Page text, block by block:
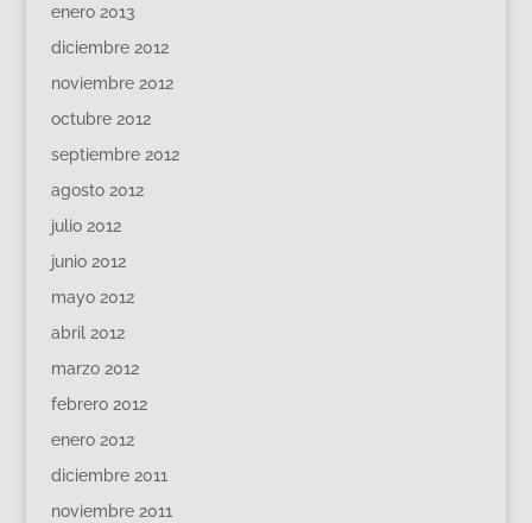
enero 2013
diciembre 2012
noviembre 2012
octubre 2012
septiembre 2012
agosto 2012
julio 2012
junio 2012
mayo 2012
abril 2012
marzo 2012
febrero 2012
enero 2012
diciembre 2011
noviembre 2011